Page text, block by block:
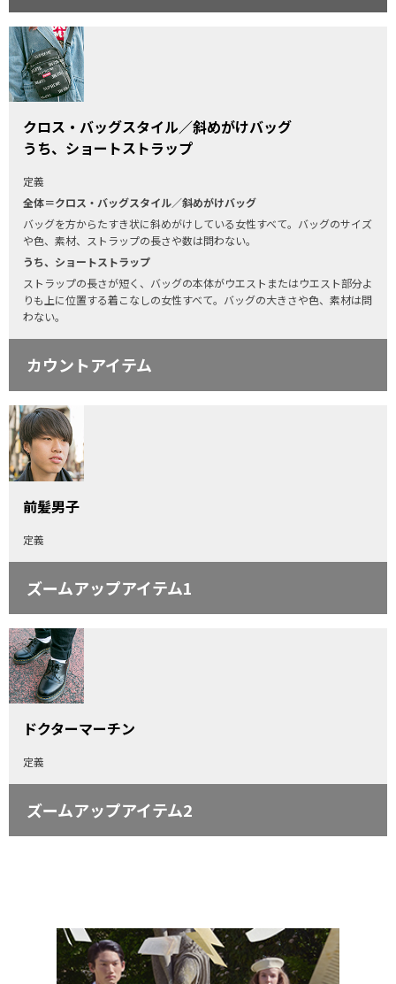
クロス・バッグスタイル／斜めがけバッグ
うち、ショートストラップ
定義
全体＝クロス・バッグスタイル／斜めがけバッグ
バッグを方からたすき状に斜めがけしている女性すべて。バッグのサイズ
や色、素材、ストラップの長さや数は問わない。
うち、ショートストラップ
ストラップの長さが短く、バッグの本体がウエストまたはウエスト部分よ
りも上に位置する着こなしの女性すべて。バッグの大きさや色、素材は問
わない。
カウントアイテム
前髪男子
定義
ズームアップアイテム1
ドクターマーチン
定義
ズームアップアイテム2